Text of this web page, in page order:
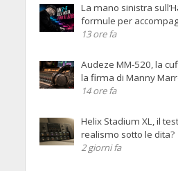
La mano sinistra
formule per
13 ore fa
Audeze MM-520, la
la firma di Manny
14 ore fa
Helix Stadium XL, il
realismo sotto le dita?
2 giorni fa